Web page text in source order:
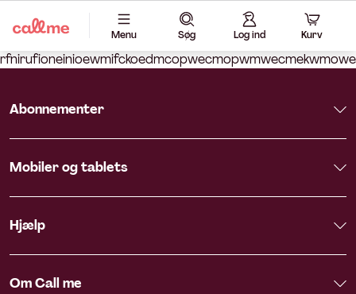
Menu Søg Log ind Kurv
Abonnementer
Mobiler og tablets
Hjælp
Om Call me